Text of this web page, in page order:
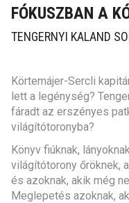
FÓKUSZBAN A
TENGERNYI KALAND
Körtemájer-Sercli
lett a legénység?
fáradt az erszényes
világítótoronyba?
Könyv fiúknak,
világítótorony őröknek,
és azoknak, akik még
Meglepetés azoknak,